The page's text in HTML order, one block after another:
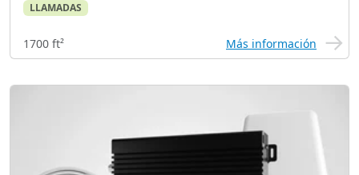
LLAMADAS
1700 ft² Más información